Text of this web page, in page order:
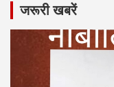
जरूरी खबरें